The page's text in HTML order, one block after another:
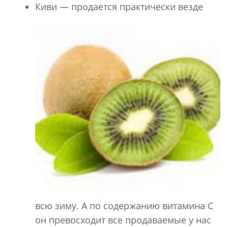
Киви — продается практически везде
всю зиму. А по содержанию витамина С
он превосходит все продаваемые у нас